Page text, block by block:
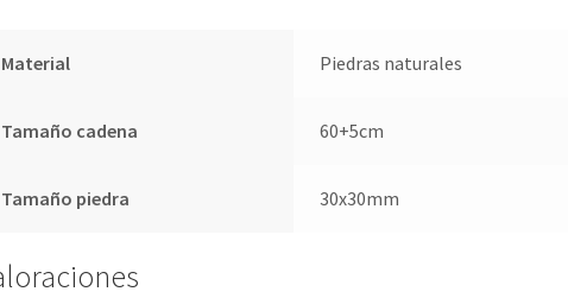
Material Piedras naturales
Tamaño cadena 60+5cm
Tamaño piedra 30x30mm